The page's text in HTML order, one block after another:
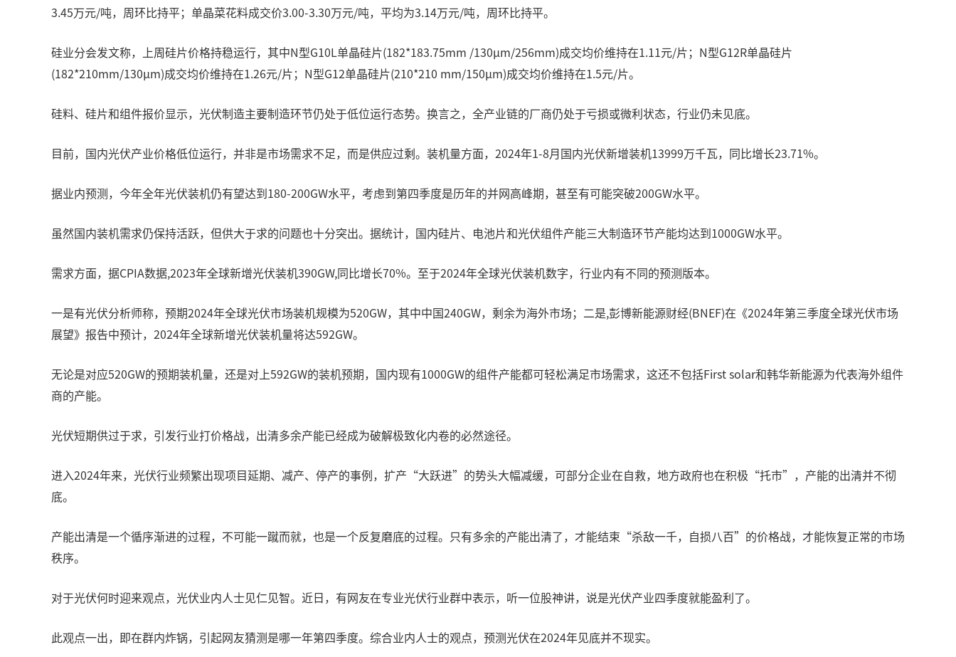
3.45万元/吨，周环比持平；单晶菜花料成交价3.00-3.30万元/吨，平均为3.14万元/吨，周环比持平。
硅业分会发文称，上周硅片价格持稳运行，其中N型G10L单晶硅片(182*183.75mm /130μm/256mm)成交均价维持在1.11元/片；N型G12R单晶硅片
(182*210mm/130μm)成交均价维持在1.26元/片；N型G12单晶硅片(210*210 mm/150μm)成交均价维持在1.5元/片。
硅料、硅片和组件报价显示，光伏制造主要制造环节仍处于低位运行态势。换言之，全产业链的厂商仍处于亏损或微利状态，行业仍未见底。
目前，国内光伏产业价格低位运行，并非是市场需求不足，而是供应过剩。装机量方面，2024年1-8月国内光伏新增装机13999万千瓦，同比增长23.71%。
据业内预测，今年全年光伏装机仍有望达到180-200GW水平，考虑到第四季度是历年的并网高峰期，甚至有可能突破200GW水平。
虽然国内装机需求仍保持活跃，但供大于求的问题也十分突出。据统计，国内硅片、电池片和光伏组件产能三大制造环节产能均达到1000GW水平。
需求方面，据CPIA数据,2023年全球新增光伏装机390GW,同比增长70%。至于2024年全球光伏装机数字，行业内有不同的预测版本。
一是有光伏分析师称，预期2024年全球光伏市场装机规模为520GW，其中中国240GW，剩余为海外市场；二是,彭博新能源财经(BNEF)在《2024年第三季度全球光伏市场
展望》报告中预计，2024年全球新增光伏装机量将达592GW。
无论是对应520GW的预期装机量，还是对上592GW的装机预期，国内现有1000GW的组件产能都可轻松满足市场需求，这还不包括First solar和韩华新能源为代表海外组件
商的产能。
光伏短期供过于求，引发行业打价格战，出清多余产能已经成为破解极致化内卷的必然途径。
进入2024年来，光伏行业频繁出现项目延期、减产、停产的事例，扩产“大跃进”的势头大幅减缓，可部分企业在自救，地方政府也在积极“托市”，产能的出清并不彻
底。
产能出清是一个循序渐进的过程，不可能一蹴而就，也是一个反复磨底的过程。只有多余的产能出清了，才能结束“杀敌一千，自损八百”的价格战，才能恢复正常的市场
秩序。
对于光伏何时迎来观点，光伏业内人士见仁见智。近日，有网友在专业光伏行业群中表示，听一位股神讲，说是光伏产业四季度就能盈利了。
此观点一出，即在群内炸锅，引起网友猜测是哪一年第四季度。综合业内人士的观点，预测光伏在2024年见底并不现实。